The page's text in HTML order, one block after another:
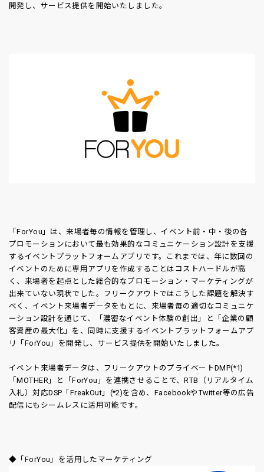
開発し、サービス提供を開始いたしました。
「ForYou」は、来場者毎の情報を管理し、イベント前・中・後の各
プロモーションにおいて最も効果的なコミュニケーション設計を支援
するイベントプラットフォームアプリです。これまでは、年に数回の
イベントのために専用アプリを作成することはコストハードルが高
く、来場者を起点とした総合的なプロモーション・マーケティングが
出来ていない現状でした。フリークアウトではこうした課題を解決す
べく、イベント来場者データをもとに、来場者毎の適切なコミュニケ
ーション設計を通じて、「濃密なイベント体験の創出」と「企業の顧
客資産の最大化」を、同時に支援するイベントプラットフォームアプ
リ「ForYou」を開発し、サービス提供を開始いたしました。
イベント来場者データは、フリークアウトのプライベートDMP(*1)
「MOTHER」と「ForYou」を連携させることで、RTB（リアルタイム
入札）対応DSP「FreakOut」(*2)を含め、FacebookやTwitter等の広告
配信にもシームレスに活用可能です。
◆「ForYou」を活用したマーケティング